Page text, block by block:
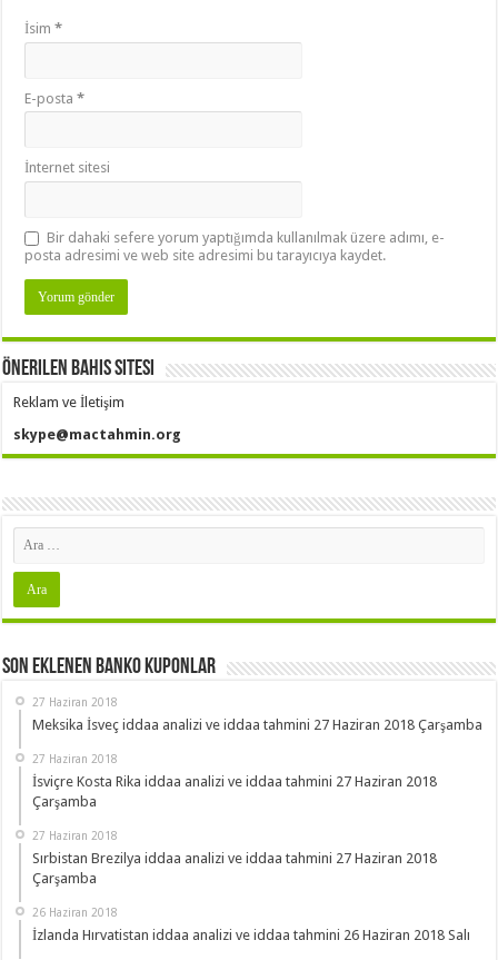
İsim*
E-posta*
İnternet sitesi
Bir dahaki sefere yorum yaptığımda kullanılmak üzere adımı, e-
posta adresimi ve web site adresimi bu tarayıcıya kaydet.
Önerilen Bahis Sitesi
Reklam ve İletişim
skype@mactahmin.org
Son Eklenen Banko Kuponlar
27 Haziran 2018
Meksika İsveç iddaa analizi ve iddaa tahmini 27 Haziran 2018 Çarşamba
27 Haziran 2018
İsviçre Kosta Rika iddaa analizi ve iddaa tahmini 27 Haziran 2018
Çarşamba
27 Haziran 2018
Sırbistan Brezilya iddaa analizi ve iddaa tahmini 27 Haziran 2018
Çarşamba
26 Haziran 2018
İzlanda Hırvatistan iddaa analizi ve iddaa tahmini 26 Haziran 2018 Salı